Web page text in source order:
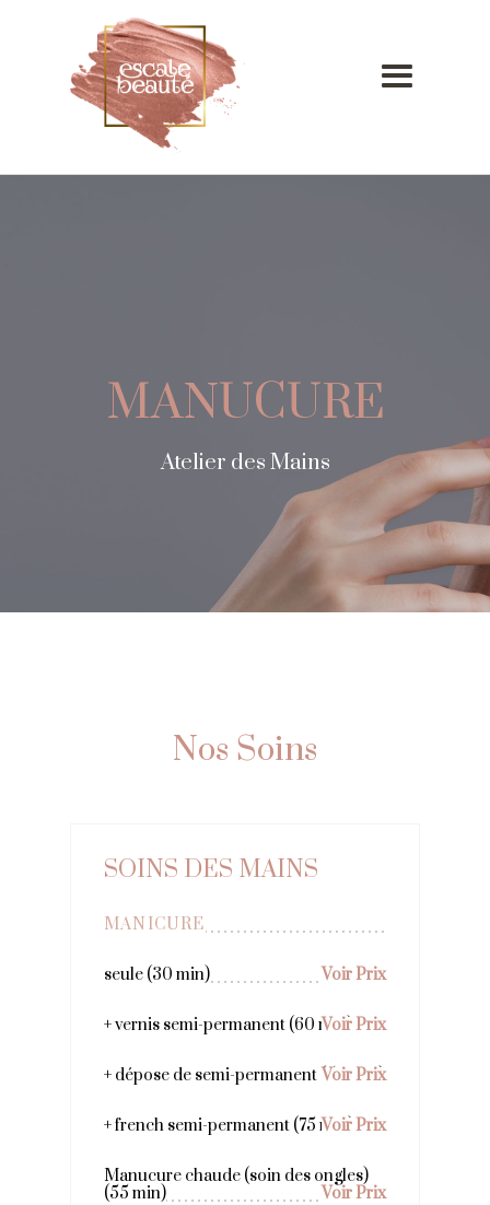
MANUCURE
Atelier des Mains
Nos Soins
SOINS DES MAINS
MANICURE
seule (30 min) Voir Prix
+ vernis semi-permanent (60 min)Voir Prix
+ dépose de semi-permanent (50 min)
Voir Prix
+ french semi-permanent (75 min)Voir Prix
Manucure chaude (soin des ongles)
(55 min)
Voir Prix